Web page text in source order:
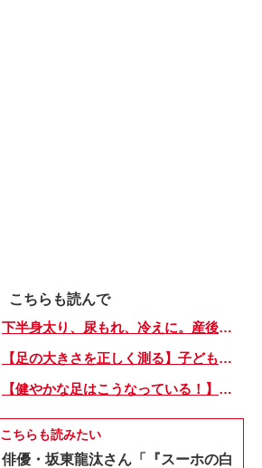
こちらも読んで
下半身太り、尿もれ、冷えに。産後ママの骨盤ケア 前編
【足の大きさを正しく測る】子どもの靴の最適サイズは？ 月に1回は測り直そう！
【健やかな足はこうなっている！】「疲れた！ 抱っこ！」は靴のせい？ 子どもの足を育てる「足育」を今日からさっそく始めましょう！
こちらも読みたい
俳優・坂東龍汰さん「『スーホの白